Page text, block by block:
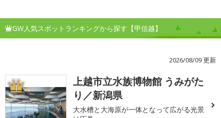
GW人気スポットランキングから探す【甲信越】
2026/08/09 更新
1
上越市立水族博物館 うみがた
り／新潟県
大水槽と大海原が一体となって広がる光景